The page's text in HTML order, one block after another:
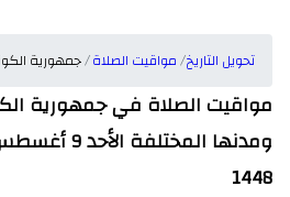
تحويل التاريخ مواقيت الصلاة جمهورية
مواقيت الصلاة في جمهورية
1448